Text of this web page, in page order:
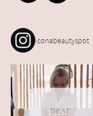
iconabeautyspot